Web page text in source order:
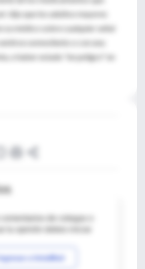
dijo que los adultos mayores
su médico sobre cualquier señal
somnoliento o con una
o haber estado "en peligro" en
de colegas o
Ingresar a IntraMed